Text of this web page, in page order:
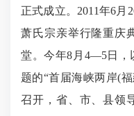
正式成立。2011年6月
萧氏宗亲举行隆重庆
堂。今年8月4—5日，
题的“首届海峡两岸(
召开，省、市、县领